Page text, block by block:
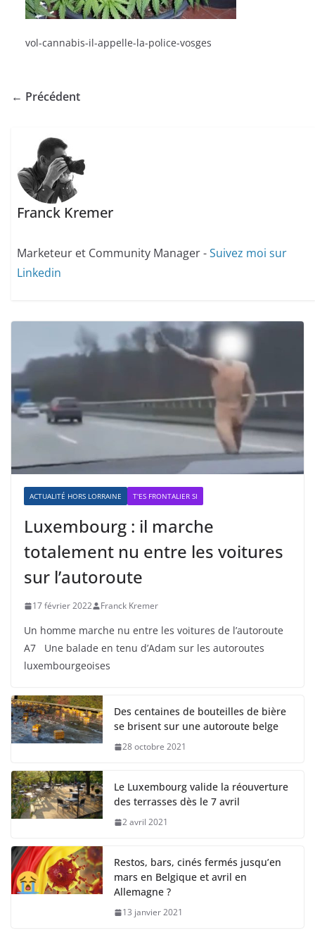
vol-cannabis-il-appelle-la-police-vosges
← Précédent
Franck Kremer
Marketeur et Community Manager -Suivez moi sur
Linkedin
ACTUALITÉ HORS LORRAINE T'ES FRONTALIER SI
Luxembourg : il marche
totalement nu entre les voitures
sur l’autoroute
17 février 2022 Franck Kremer
Un homme marche nu entre les voitures de l’autoroute
A7 Une balade en tenu d’Adam sur les autoroutes
luxembourgeoises
Des centaines de bouteilles de bière
se brisent sur une autoroute belge
28 octobre 2021
Le Luxembourg valide la réouverture
des terrasses dès le 7 avril
2 avril 2021
Restos, bars, cinés fermés jusqu’en
mars en Belgique et avril en
Allemagne ?
13 janvier 2021